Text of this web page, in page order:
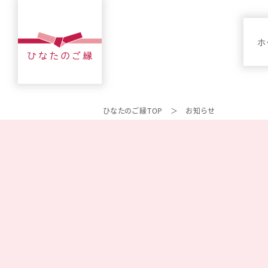
ひなたのご縁TOP お知らせ